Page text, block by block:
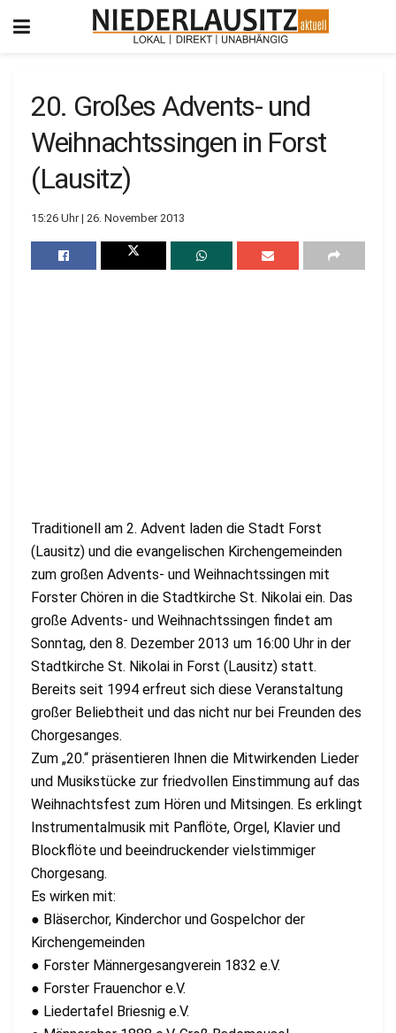
20. Großes Advents- und
Weihnachtssingen in Forst
(Lausitz)
15:26 Uhr | 26. November 2013
Traditionell am 2. Advent laden die Stadt Forst
(Lausitz) und die evangelischen Kirchengemeinden
zum großen Advents- und Weihnachtssingen mit
Forster Chören in die Stadtkirche St. Nikolai ein. Das
große Advents- und Weihnachtssingen findet am
Sonntag, den 8. Dezember 2013 um 16:00 Uhr in der
Stadtkirche St. Nikolai in Forst (Lausitz) statt.
Bereits seit 1994 erfreut sich diese Veranstaltung
großer Beliebtheit und das nicht nur bei Freunden des
Chorgesanges.
Zum „20.“ präsentieren Ihnen die Mitwirkenden Lieder
und Musikstücke zur friedvollen Einstimmung auf das
Weihnachtsfest zum Hören und Mitsingen. Es erklingt
Instrumentalmusik mit Panflöte, Orgel, Klavier und
Blockflöte und beeindruckender vielstimmiger
Chorgesang.
Es wirken mit:
● Bläserchor, Kinderchor und Gospelchor der
Kirchengemeinden
● Forster Männergesangverein 1832 e.V.
● Forster Frauenchor e.V.
● Liedertafel Briesnig e.V.